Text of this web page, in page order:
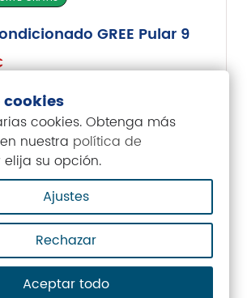
GREE Pular 9
INCLUIDA
GRATIS
GREE Pular
cookies. Obtenga más
nuestra política de
elija su opción.
Ajustes
Rechazar
Aceptar todo